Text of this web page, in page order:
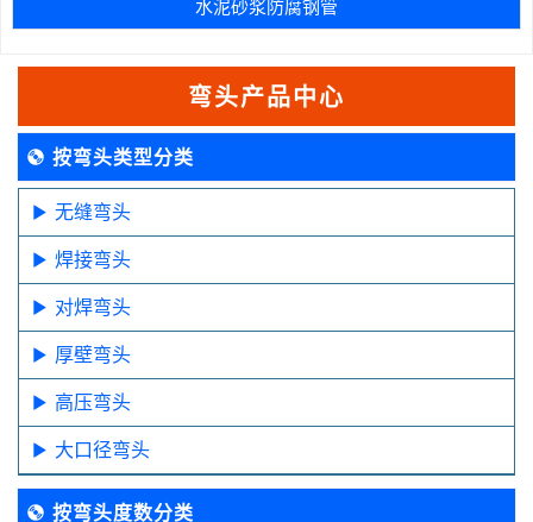
水泥砂浆防腐钢管
弯头产品中心
按弯头类型分类
无缝弯头
焊接弯头
对焊弯头
厚壁弯头
高压弯头
大口径弯头
按弯头度数分类